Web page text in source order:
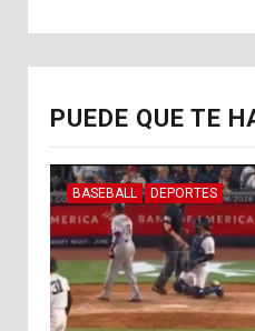
PUEDE QUE TE
BASEBALL DEPORTES